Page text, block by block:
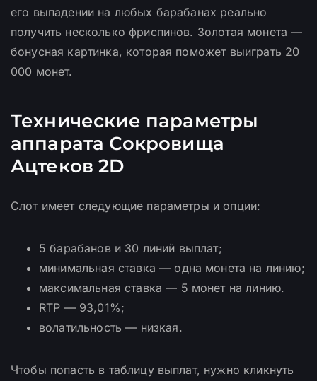
его выпадении на любых барабанах реально
получить несколько фриспинов. Золотая монета —
бонусная картинка, которая поможет выиграть 20
000 монет.
Технические параметры
аппарата Сокровища
Ацтеков 2D
Слот имеет следующие параметры и опции:
5 барабанов и 30 линий выплат;
минимальная ставка — одна монета на линию;
максимальная ставка — 5 монет на линию.
RTP — 93,01%;
волатильность — низкая.
Чтобы попасть в таблицу выплат, нужно кликнуть